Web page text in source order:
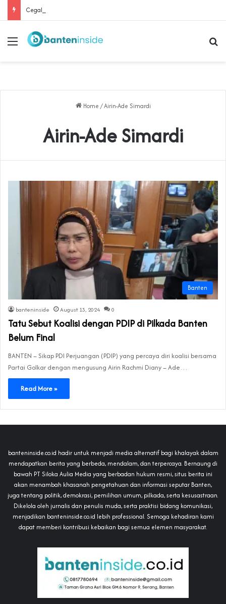
Menu
Home / Airin-Ade Simardi
Airin-Ade Simardi
Banten
banteninside August 13, 2024 0
Tatu Sebut Koalisi dengan PDIP di Pilkada Banten
Belum Final
BANTEN – Sikap PDI Perjuangan (PDIP) yang percaya diri koalisi bersama
Partai Golkar dengan mengusung Airin Rachmi Diany – Ade…
Read More »
banteninside.co.id hadir untuk menjadi media alternatif bagi khalayak dalam
mendapatkan berita yang berbeda, mendalam, dan terpercaya. Bernaung di
bawah PT Siloka Aulia Media yang berbadan hukum resmi, situs berita ini
akan menambah khasanah pengetahuan dan informasi seputar Banten,
juga tentang politik, demokrasi, pemilihan umum, pilkada, serta kesusastraan.
Dikelola oleh jurnalis dan penulis muda, serta praktisi bidang komunikasi,
menjadikan banteninside.co.id lebih professional. Semoga kehadiran kami
dapat memberi kontribusi kebaikan bagi semua elemen masyarakat.